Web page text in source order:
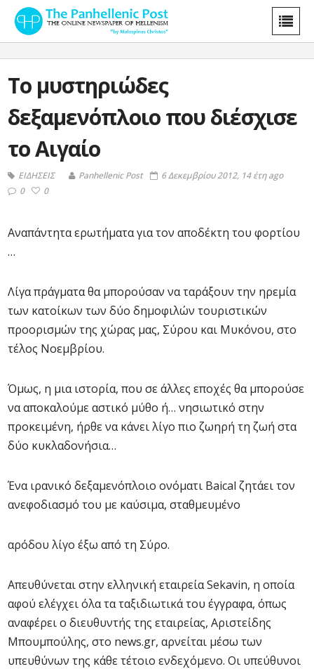
Το μυστηριώδες
δεξαμενόπλοιο που διέσχισε
το Αιγαίο
ΕΙΔΗΣΕΙΣ Panhellenic Post
6 Δεκεμβρίου 2012, 14 έτη ago
0
0
Αναπάντητα ερωτήματα για τον αποδέκτη του φορτίου
…
Λίγα πράγματα θα μπορούσαν να ταράξουν την ηρεμία
των κατοίκων των δύο δημοφιλών τουριστικών
προορισμών της χώρας μας, Σύρου και Μυκόνου, στο
τέλος Νοεμβρίου.
Όμως, η μια ιστορία, που σε άλλες εποχές θα μπορούσε
να αποκαλούμε αστικό μύθο ή… νησιωτικό στην
προκειμένη, ήρθε να κάνει λίγο πιο ζωηρή τη ζωή στα
δύο κυκλαδονήσια…
Ένα ιρανικό δεξαμενόπλοιο ονόματι Baical ζητάει τον
ανεφοδιασμό του με καύσιμα, σταθμευμένο
αρόδου λίγο έξω από τη Σύρο.
Απευθύνεται στην ελληνική εταιρεία Sekavin, η οποία
αφού ελέγχει όλα τα ταξιδιωτικά του έγγραφα, όπως
αναφέρει ο διευθυντής της εταιρείας, Αριστείδης
Μπουμπούλης, στο news.gr, αρνείται μέσω των
υπευθύνων της κάθε τέτοιο ενδεχόμενο. Οι υπεύθυνοι